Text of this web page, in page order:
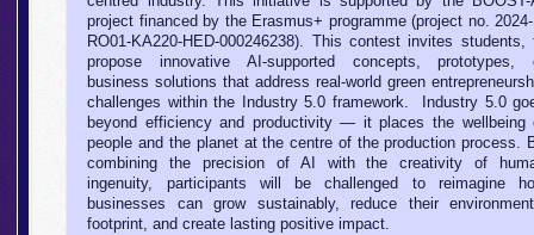
project financed by the Erasmus+ programme (project no.
RO01-KA220-HED-000246238). This contest invites students,
propose innovative AI-supported concepts, prototypes,
business solutions that address real-world green
challenges within the Industry 5.0 framework.
Industry 5.0
beyond efficiency and productivity — it places the wellbeing
people and the planet at the centre of the production process.
combining the precision of AI with the creativity of
ingenuity, participants will be challenged to reimagine
businesses can grow sustainably, reduce their
footprint, and create lasting positive impact.